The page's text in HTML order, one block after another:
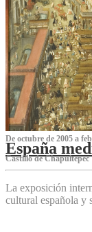
De octubre de 2005 a
España
Castillo de Chapultepec
La exposición
cultural española y